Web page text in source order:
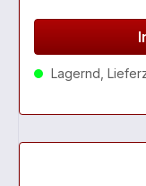
Lagernd,